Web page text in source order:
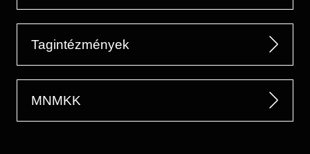
Tagintézmények
MNMKK